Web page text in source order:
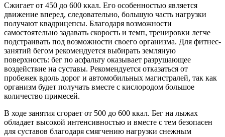
Сжигает от 450 до 600 ккал. Его особенностью является
движение вперед, следовательно, большую часть нагрузки
получают квадрицепсы. Благодаря возможности
самостоятельно задавать скорость и темп, тренировки легче
подстраивать под возможности своего организма. Для фитнес-
занятий бегом рекомендуется выбирать земляную
поверхность: бег по асфальту оказывает разрушающее
воздействие на суставы. Рекомендуется отказаться от
пробежек вдоль дорог и автомобильных магистралей, так как
организм будет получать вместе с кислородом большое
количество примесей.
В ходе занятия сгорает от 500 до 600 ккал. Бег на лыжах
обладает высокой интенсивностью и вместе с тем безопасен
для суставов благодаря смягчению нагрузки снежным